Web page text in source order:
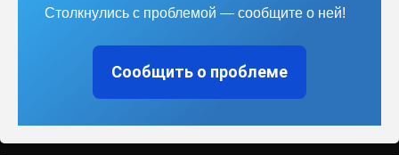
Столкнулись с проблемой — сообщите о ней!
Сообщить о проблеме